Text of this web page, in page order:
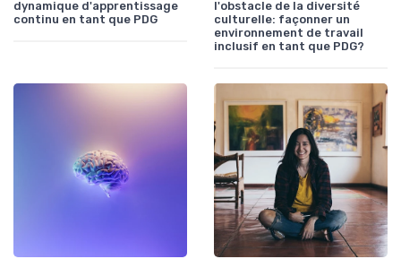
dynamique d'apprentissage
continu en tant que PDG
l'obstacle de la diversité
culturelle: façonner un
environnement de travail
inclusif en tant que PDG?